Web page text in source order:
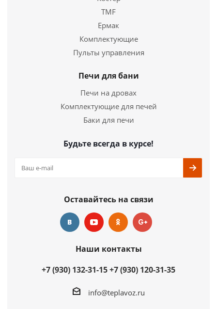
Термостойкое стекло ROBAX (4*315*400 мм)
2 895руб.
TMF
Ермак
Комплектующие
Пульты управления
Печи для бани
Печи на дровах
Комплектующие для печей
Баки для печи
Будьте всегда в курсе!
Оставайтесь на связи
Наши контакты
+7 (930) 132-31-15+7 (930) 120-31-35
info@teplavoz.ru